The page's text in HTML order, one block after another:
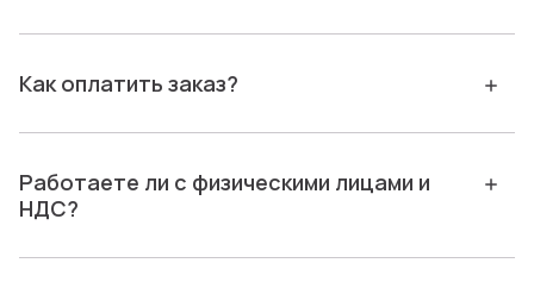
Как оплатить заказ?
Работаете ли с физическими лицами и
НДС?